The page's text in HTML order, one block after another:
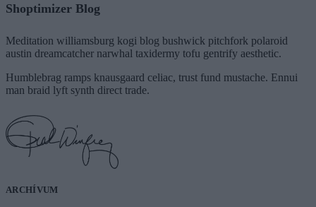
Shoptimizer Blog
Meditation williamsburg kogi blog bushwick pitchfork polaroid
austin dreamcatcher narwhal taxidermy tofu gentrify aesthetic.
Humblebrag ramps knausgaard celiac, trust fund mustache. Ennui
man braid lyft synth direct trade.
ARCHÍVUM